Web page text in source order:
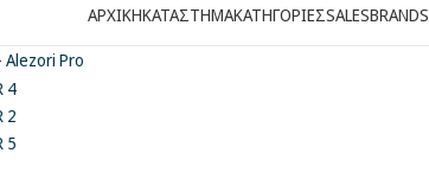
ΑΡΧΙΚΗΚΑΤΑΣΤΗΜΑΚΑΤΗΓΟΡΙΕΣSALESBRANDS